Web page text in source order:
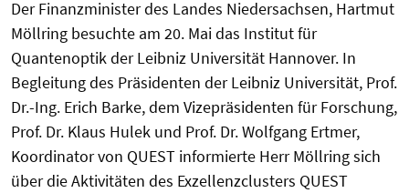
Der Finanzminister des Landes Niedersachsen, Hartmut
Möllring besuchte am 20. Mai das Institut für
Quantenoptik der Leibniz Universität Hannover. In
Begleitung des Präsidenten der Leibniz Universität, Prof.
Dr.-Ing. Erich Barke, dem Vizepräsidenten für Forschung,
Prof. Dr. Klaus Hulek und Prof. Dr. Wolfgang Ertmer,
Koordinator von QUEST informierte Herr Möllring sich
über die Aktivitäten des Exzellenzclusters QUEST